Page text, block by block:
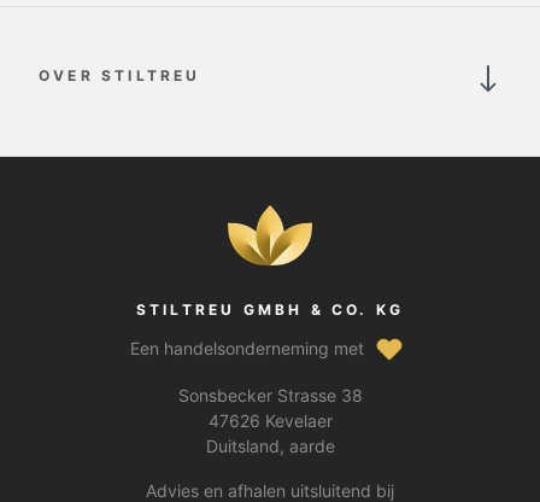
OVER STILTREU
STILTREU GMBH & CO. KG
Een handelsonderneming met
Sonsbecker Strasse 38
47626 Kevelaer
Duitsland, aarde
Advies en afhalen uitsluitend bij